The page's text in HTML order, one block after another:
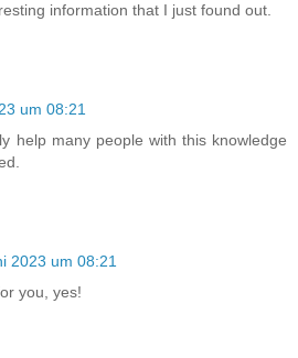
information that I just found out.
um 08:21
help many people with this knowledge
2023 um 08:21
you, yes!